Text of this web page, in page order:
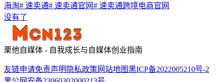
海淘# 速卖通# 速卖通官网# 速卖通跨境电商官网
没有了
栗他自媒体 - 自我成长与自媒体创业指南
友链申请免责声明 隐私政策 网站地图黑ICP备2022005210号-2